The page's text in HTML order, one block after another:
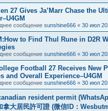
27 Gives Ja’Marr Chase the
сообщение sunshine666 « 30 июл
to Find Thul Rune in D2R
сообщение sunshine666 « 30 июл
Football 27 Receives New
and Overall Experience–U4GM
сообщение sunshine666 « 30 июл
resident permit
拿大居民許可證 (微信ID：